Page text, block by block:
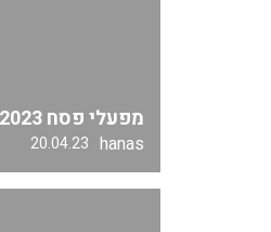
מפעלי פסח 2023 של נוער עמק יזרעאל
hanas
20.04.23